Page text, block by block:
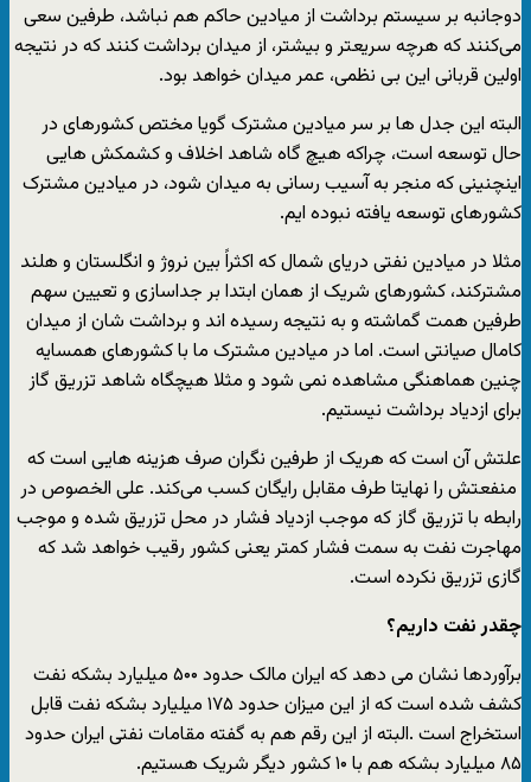
دوجانبه بر سیستم برداشت از میادین حاکم هم نباشد، طرفین سعی
می‌کنند که هرچه سریعتر و بیشتر، از میدان برداشت کنند که در نتیجه
اولین قربانی این بی نظمی، عمر میدان خواهد بود.
البته این جدل ها بر سر میادین مشترک گویا مختص کشورهای در
حال توسعه است، چراکه هیچ گاه شاهد اخلاف و کشمکش هایی
اینچنینی که منجر به آسیب رسانی به میدان شود، در میادین مشترک
کشورهای توسعه یافته نبوده ایم.
مثلا در میادین نفتی دریای شمال که اکثراً بین نروژ و انگلستان و هلند
مشترکند، کشورهای شریک از همان ابتدا بر جداسازی و تعیین سهم
طرفین همت گماشته و به نتیجه رسیده اند و برداشت شان از میدان
کامال صیانتی است. اما در میادین مشترک ما با کشورهای همسایه
چنین هماهنگی مشاهده نمی شود و مثلا هیچگاه شاهد تزریق گاز
برای ازدیاد برداشت نیستیم.
علتش آن است که هریک از طرفین نگران صرف هزینه هایی است که
منفعتش را نهایتا طرف مقابل رایگان کسب می‌کند. علی الخصوص در
رابطه با تزریق گاز که موجب ازدیاد فشار در محل تزریق شده و موجب
مهاجرت نفت به سمت فشار کمتر یعنی کشور رقیب خواهد شد که
گازی تزریق نکرده است.
چقدر نفت داریم؟
برآوردها نشان می دهد که ایران مالک حدود ۵۰۰ میلیارد بشکه نفت
کشف شده است که از این میزان حدود ۱۷۵ میلیارد بشکه نفت قابل
استخراج است .البته از این رقم هم به گفته مقامات نفتی ایران حدود
۸۵ میلیارد بشکه هم با ۱۰ کشور دیگر شریک هستیم.